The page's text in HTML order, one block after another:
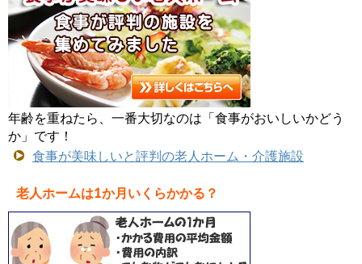
年齢を重ねたら、一番大切なのは「食事がおいしいかどう
か」です！
食事が美味しいと評判の老人ホーム・介護施設
老人ホームは1か月いくらかかる？